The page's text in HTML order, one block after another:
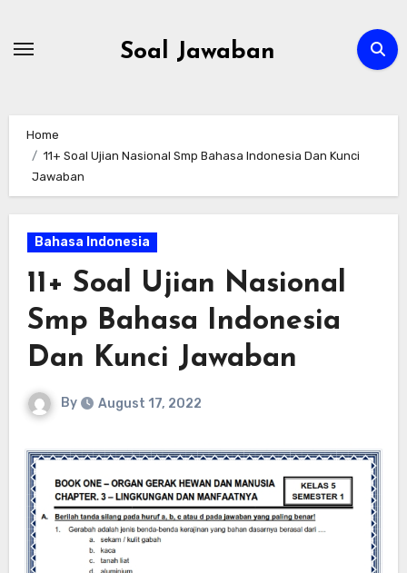
Soal Jawaban
Home
11+ Soal Ujian Nasional Smp Bahasa Indonesia Dan Kunci
Jawaban
Bahasa Indonesia
11+ Soal Ujian Nasional
Smp Bahasa Indonesia
Dan Kunci Jawaban
By August 17, 2022